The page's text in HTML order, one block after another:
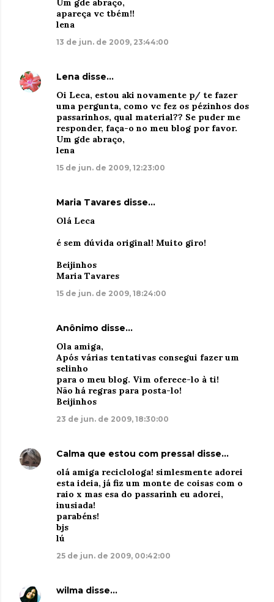
Um gde abraço,
apareça vc tbém!!
lena
13 de jun. de 2009, 23:44:00
Lena disse…
Oi Leca, estou aki novamente p/ te fazer
uma pergunta, como vc fez os pézinhos dos
passarinhos, qual material?? Se puder me
responder, faça-o no meu blog por favor.
Um gde abraço,
lena
15 de jun. de 2009, 12:23:00
Maria Tavares disse…
Olá Leca
é sem dúvida original! Muito giro!
Beijinhos
Maria Tavares
15 de jun. de 2009, 18:24:00
Anônimo disse…
Ola amiga,
Após várias tentativas consegui fazer um
selinho
para o meu blog. Vim oferece-lo à ti!
Não há regras para posta-lo!
Beijinhos
23 de jun. de 2009, 18:30:00
Calma que estou com pressa! disse…
olá amiga reciclologa! simlesmente adorei
esta ideia, já fiz um monte de coisas com o
raio x mas esa do passarinh eu adorei,
inusiada!
parabéns!
bjs
lú
25 de jun. de 2009, 00:42:00
wilma disse…